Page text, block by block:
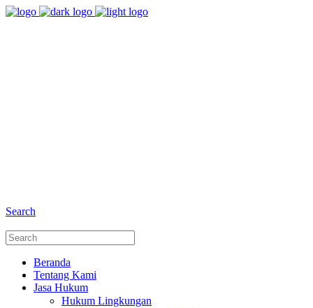
Search
Beranda
Tentang Kami
Jasa Hukum
Hukum Lingkungan